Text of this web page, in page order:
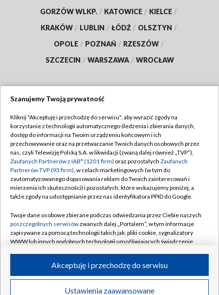
GORZÓW WLKP. / KATOWICE / KIELCE /
KRAKÓW / LUBLIN / ŁÓDŹ / OLSZTYN /
OPOLE / POZNAŃ / RZESZÓW /
SZCZECIN / WARSZAWA / WROCŁAW
TVP
Abonament TVP
Emisja w TVP
Centrum informacji TVP
Naziemna Telewizja Cyfrowa
Rada Programowa
System NOS
Informacje o nadawcy
Program dla prasy
Regulamin TVP
Polityka prywatności
Moje zgody
Pomoc
Kontakt
Kanały
©2026 Telewizja Polska S.A. w likwidacji
Szanujemy Twoją prywatność
Kliknij "Akceptuję i przechodzę do serwisu", aby wyrazić zgody na
korzystanie z technologii automatycznego śledzenia i zbierania danych,
dostęp do informacji na Twoim urządzeniu końcowym i ich
przechowywanie oraz na przetwarzanie Twoich danych osobowych przez
nas, czyli Telewizję Polską S.A. w likwidacji (zwaną dalej również „TVP”),
Zaufanych Partnerów z IAB* (1201 firm) oraz pozostałych Zaufanych
Partnerów TVP (93 firm), w celach marketingowych (w tym do
zautomatyzowanego dopasowania reklam do Twoich zainteresowań i
mierzenia ich skuteczności) i pozostałych, które wskazujemy poniżej, a
także zgody na udostępnianie przez nas identyfikatora PPID do Google.
Twoje dane osobowe zbierane podczas odwiedzania przez Ciebie naszych
poszczególnych serwisówzwanych dalej „Portalem”, w tym informacje
zapisywane za pomocą technologii takich jak: pliki cookie, sygnalizatory
WWW lub innych podobnych technologii umożliwiających świadczenie
ruchu w Internecie.
Twoje dane osobowe zbierane podczas odwiedzania przez Ciebie
Ustawienia zaawansowane
Akceptuję i przechodzę do serwisu